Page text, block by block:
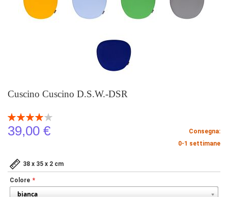
Cuscino Cuscino D.S.W.-DSR
Valutazione:
80
% of100
39,00 €
Consegna:
0-1 settimane
38 x 35 x 2 cm
Colore